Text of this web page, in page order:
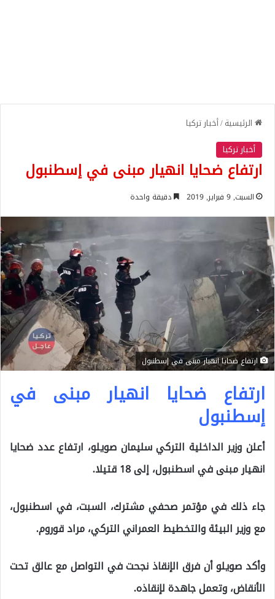
الرئيسية/أخبار تركيا
أخبار تركيا
ارتفاع ضحايا انهيار مبنى في إسطنبول
السبت, 9 فبراير, 2019 دقيقة واحدة
ارتفاع ضحايا انهيار مبنى في إسطنبول
ارتفاع ضحايا انهيار مبنى في
إسطنبول
أعلن وزير الداخلية التركي سليمان صويلو، ارتفاع عدد ضحايا
انهيار مبنى في اسطنبول، إلى 18 قتيلا.
جاء ذلك في مؤتمر صحفي مشترك، السبت، في اسطنبول،
مع وزير البيئة والتخطيط العمراني التركي، مراد قوروم.
وأكد صويلو أن فرق الإنقاذ نجحت في التواصل مع عالق تحت
الأنقاض، وتعمل جاهدة لإنقاذه.